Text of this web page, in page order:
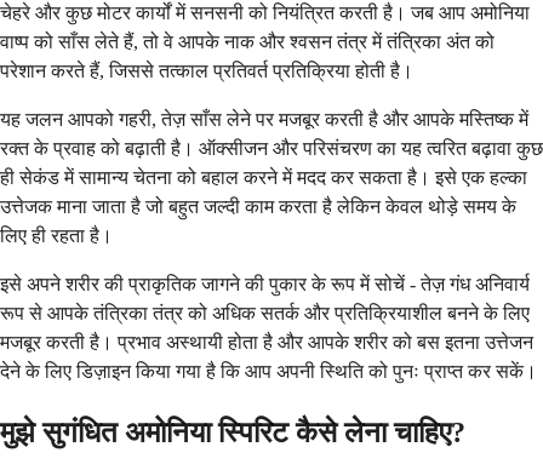
चेहरे और कुछ मोटर कार्यों में सनसनी को नियंत्रित करती है। जब आप अमोनिया
वाष्प को साँस लेते हैं, तो वे आपके नाक और श्वसन तंत्र में तंत्रिका अंत को
परेशान करते हैं, जिससे तत्काल प्रतिवर्त प्रतिक्रिया होती है।
यह जलन आपको गहरी, तेज़ साँस लेने पर मजबूर करती है और आपके मस्तिष्क में
रक्त के प्रवाह को बढ़ाती है। ऑक्सीजन और परिसंचरण का यह त्वरित बढ़ावा कुछ
ही सेकंड में सामान्य चेतना को बहाल करने में मदद कर सकता है। इसे एक हल्का
उत्तेजक माना जाता है जो बहुत जल्दी काम करता है लेकिन केवल थोड़े समय के
लिए ही रहता है।
इसे अपने शरीर की प्राकृतिक जागने की पुकार के रूप में सोचें - तेज़ गंध अनिवार्य
रूप से आपके तंत्रिका तंत्र को अधिक सतर्क और प्रतिक्रियाशील बनने के लिए
मजबूर करती है। प्रभाव अस्थायी होता है और आपके शरीर को बस इतना उत्तेजन
देने के लिए डिज़ाइन किया गया है कि आप अपनी स्थिति को पुनः प्राप्त कर सकें।
मुझे सुगंधित अमोनिया स्पिरिट कैसे लेना चाहिए?